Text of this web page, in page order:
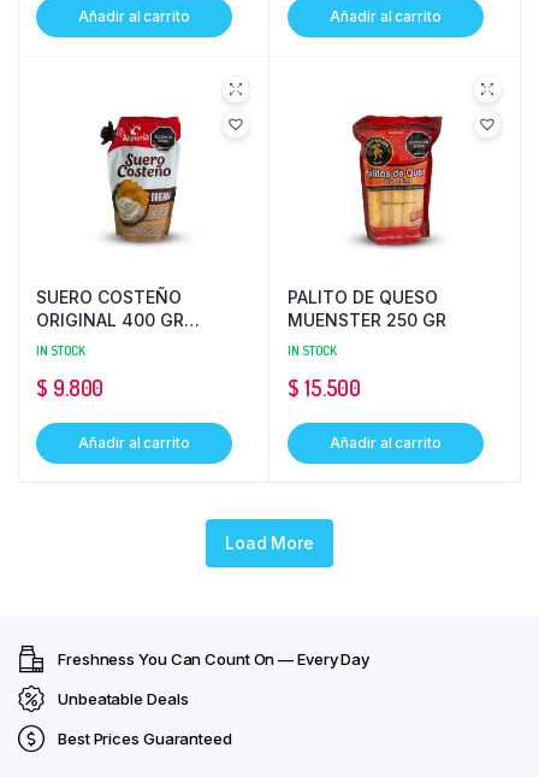
Añadir al carrito Añadir al carrito
SUERO COSTEÑO
ORIGINAL 400 GR
ALQUERIA
IN STOCK
$ 9.800
Añadir al carrito
PALITO DE QUESO
MUENSTER 250 GR
IN STOCK
$ 15.500
Añadir al carrito
Load More
Freshness You Can Count On — Every Day
Unbeatable Deals
Best Prices Guaranteed